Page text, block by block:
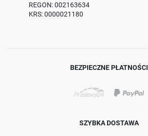
REGON: 002163634
KRS: 0000021180
BEZPIECZNE PŁATNOŚCI
SZYBKA DOSTAWA